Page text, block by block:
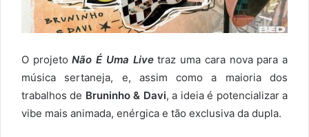
O projetoNão É Uma Livetraz uma cara nova para a
música sertaneja, e, assim como a maioria dos
trabalhos de Bruninho & Davi, a ideia é potencializar a
vibe mais animada, enérgica e tão exclusiva da dupla.